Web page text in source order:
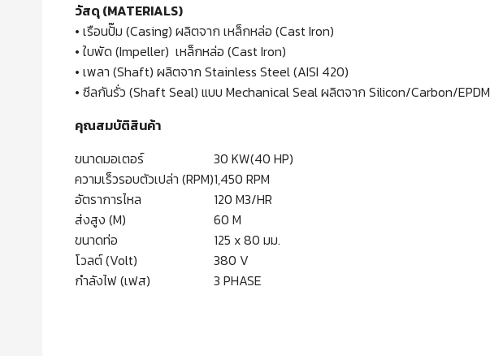
วัสดุ (MATERIALS)
• เรือนปั๊ม (Casing) ผลิตจาก เหล็กหล่อ (Cast Iron)
• ใบพัด (Impeller) เหล็กหล่อ (Cast Iron)
• เพลา (Shaft) ผลิตจาก Stainless Steel (AISI 420)
• ซีลกันรั่ว (Shaft Seal) แบบ Mechanical Seal ผลิตจาก Silicon/Carbon/EPDM
คุณสมบัติสินค้า
ขนาดมอเตอร์
30 KW(40 HP)
ความเร็วรอบตัวเปล่า (RPM)1,450 RPM
อัตราการไหล
120 M3/HR
ส่งสูง (M)
60 M
ขนาดท่อ
125 x 80 มม.
โวลต์ (Volt)
380 V
กำลังไฟ (เฟส)
3 PHASE